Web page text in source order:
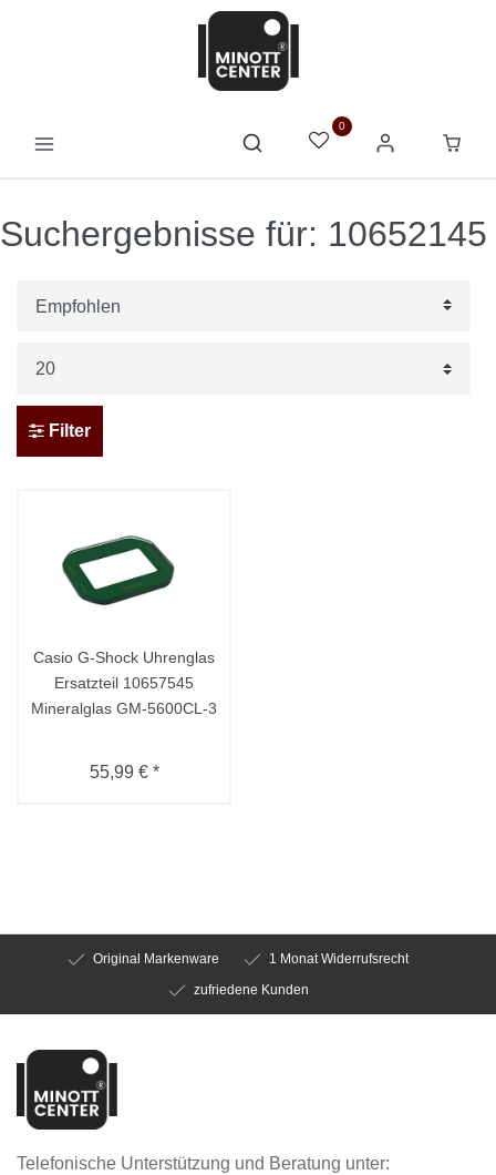
0
Suchergebnisse für: 10652145
Filter
Casio G-Shock Uhrenglas
Ersatzteil 10657545
Mineralglas GM-5600CL-3
55,99 € *
Original Markenware
1 Monat Widerrufsrecht
zufriedene Kunden
Telefonische Unterstützung und Beratung unter: